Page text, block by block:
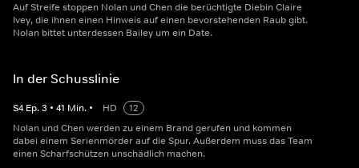
Auf Streife stoppen Nolan und Chen die berüchtigte Diebin Claire
Ivey, die ihnen einen Hinweis auf einen bevorstehenden Raub gibt.
Nolan bittet unterdessen Bailey um ein Date.
In der Schusslinie
S4 Ep.3 • 41 Min. • HD
12
Nolan und Chen werden zu einem Brand gerufen und kommen
dabei einem Serienmörder auf die Spur. Außerdem muss das Team
einen Scharfschützen unschädlich machen.